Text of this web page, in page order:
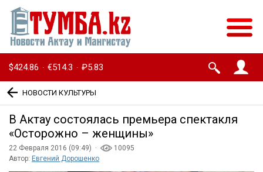
$424.86 · €514.3 · ₽5.83
НОВОСТИ КУЛЬТУРЫ
В Актау состоялась премьера спектакля
«Осторожно – женщины»
22 Февраля 2016 (09:49) ·
10095
Автор: Евгений Дорошенко